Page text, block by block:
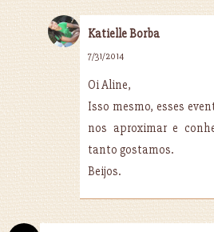
Katielle Borba
7/31/2014
Oi Aline,
Isso mesmo, esses
nos aproximar e
tanto gostamos.
Beijos.